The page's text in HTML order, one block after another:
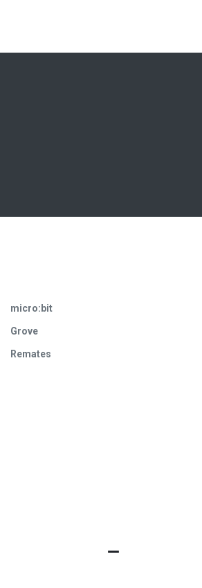
micro:bit
Grove
Remates